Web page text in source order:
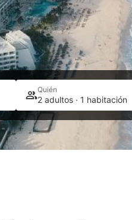
Quién
2 adultos · 1 habitación